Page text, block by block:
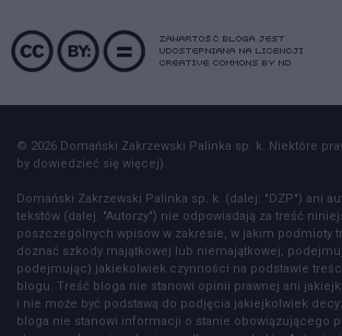
© 2026 Domański Zakrzewski Palinka sp. k. Niektóre
by dowiedzieć się więcej).
Domański Zakrzewski Palinka sp. k. (dalej: "DZP") ani
tekstów (dalej: "Autorzy") nie odpowiadają za treść
poszczególnych wpisów w zakresie, w jakim podmioty
doznać szkody majątkowej lub niemajątkowej,
podejmując) jakiekolwiek czynności na podstawie
blogu. Treść bloga nie stanowi opinii prawnej ani
i nie może być podstawą do podjęcia jakiejkolwiek
bloga nie stanowi informacji o stanie obowiązującego